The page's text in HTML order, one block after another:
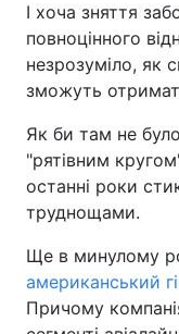
Тема оформлення
І хоча зняття
повноцінного
незрозуміло, як
зможуть
Як би там не
"‎рятівним
останні роки
труднощами.
Ще в минулому
американський
Причому